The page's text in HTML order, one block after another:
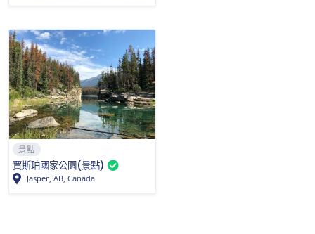
景點
賈斯珀國家公園(景點)
Jasper, AB, Canada